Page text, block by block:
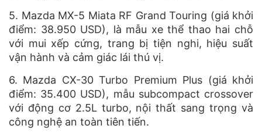
5. Mazda MX-5 Miata RF Grand Touring (giá khởi
điểm: 38.950 USD), là mẫu xe thể thao hai chỗ
với mui xếp cứng, trang bị tiện nghi, hiệu suất
vận hành và cảm giác lái thú vị​.
6. Mazda CX-30 Turbo Premium Plus (giá khởi
điểm: 35.400 USD), mẫu subcompact crossover
với động cơ 2.5L turbo, nội thất sang trọng và
công nghệ an toàn tiên tiến​.